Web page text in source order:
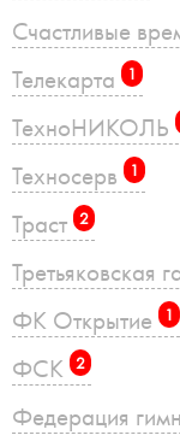
Счастливые
Телекарта 1
ТехноНИКОЛЬ
Техносерв 1
Траст 2
Третьяковская
ФК Открытие 1
ФСК 2
Федерация